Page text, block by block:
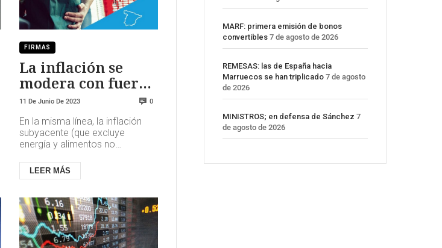
FIRMAS
La inflación se
modera con fuerza
en mayo
11 De Junio De 2023 0
En la misma línea, la inflación
subyacente (que excluye
energía y alimentos no
caída significativa, al situarse en
...
LEER MÁS
MARF: primera emisión de bonos
convertibles 7 de agosto de 2026
REMESAS: las de España hacia
Marruecos se han triplicado 7 de agosto
de 2026
MINISTROS; en defensa de Sánchez 7
de agosto de 2026